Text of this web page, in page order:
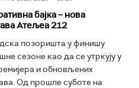
бајка – нова
Атељеа 212
позоришта у финишу
сезоне као да се утркују у
и обновљених
Од прошле суботе на